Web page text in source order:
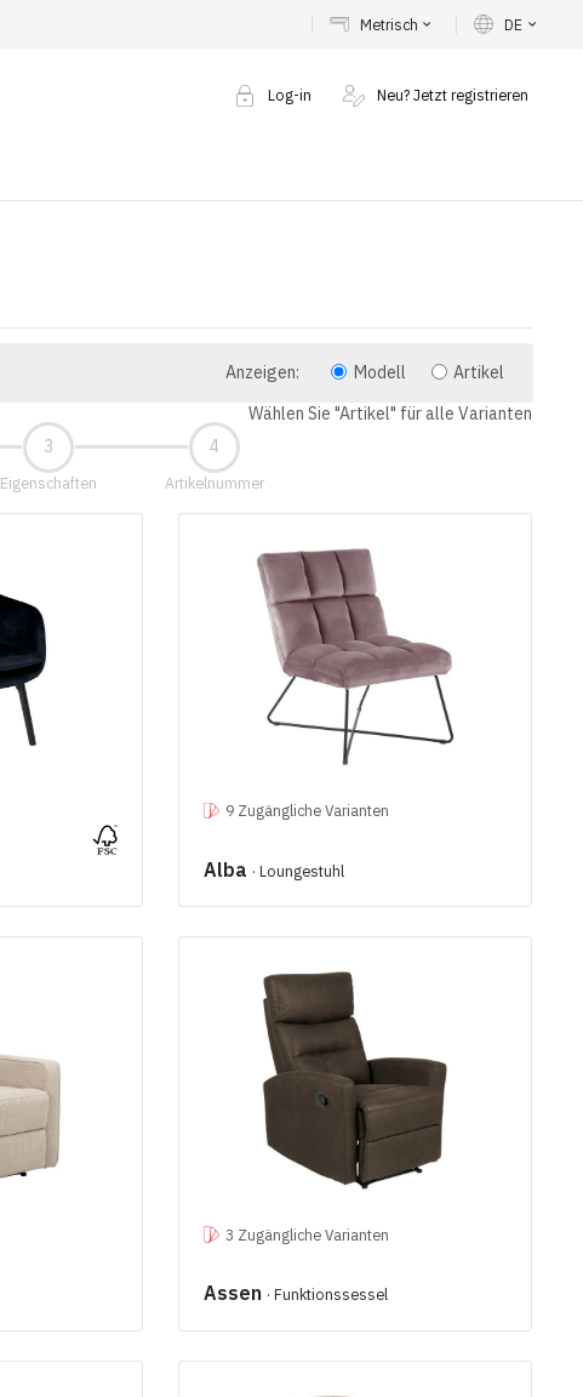
Log-in Neu? Jetzt registrieren
Metrisch keyboard_arrow_down DE keyboard_arrow_down
Anzeigen: Modell
Artikel
Wählen Sie "Artikel" für alle Varianten
Eigenschaften Artikelnummer
9 Zugängliche Varianten
Alba · Loungestuhl
3 Zugängliche Varianten
Assen · Funktionssessel